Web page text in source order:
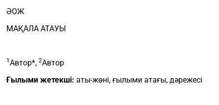
ӘОЖ
МАҚАЛА АТАУЫ
1 Автор*, 2Автор
Ғылыми жетекші: аты-жөні, ғылыми атағы, дәрежесі